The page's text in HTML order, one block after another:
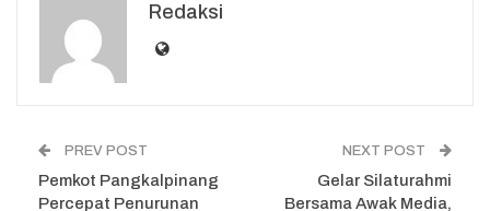
Redaksi
PREV POST
Pemkot Pangkalpinang
Percepat Penurunan
NEXT POST
Gelar Silaturahmi
Bersama Awak Media,